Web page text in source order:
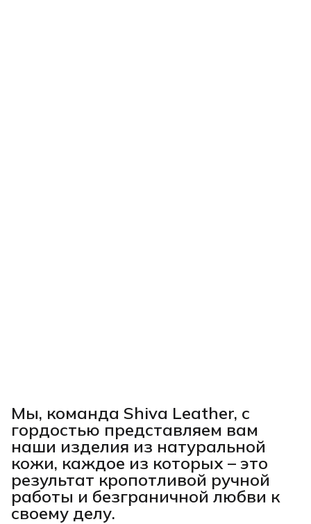
Мы, команда Shiva Leather, с
гордостью представляем вам
наши изделия из натуральной
кожи, каждое из которых – это
результат кропотливой ручной
работы и безграничной любви к
своему делу.